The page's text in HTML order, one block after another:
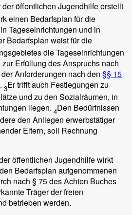
der öffentlichen Jugendhilfe erstellt
einen Bedarfsplan für die
Tageseinrichtungen und in
Bedarfsplan weist für die
die Tageseinrichtungen
Erfüllung des Anspruchs nach
Anforderungen nach den §§ 15
3Er trifft auch Festlegungen zu
und zu den Sozialräumen, in
liegen. 4Den Bedürfnissen
den Anliegen erwerbstätiger
Eltern, soll Rechnung
öffentlichen Jugendhilfe wirkt
Bedarfsplan aufgenommenen
nach § 75 des Achten Buches
Träger der freien
betrieben werden.